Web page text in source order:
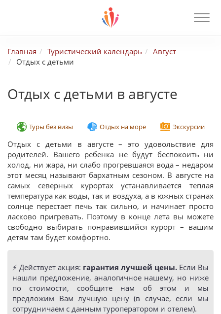
Главная Туристический календарь
Август
Отдых с детьми
Отдых с детьми в августе
Туры без визы Отдых на море Экскурсии
Отдых с детьми в августе – это удовольствие для
родителей. Вашего ребенка не будут беспокоить ни
холод, ни жара, ни слабо прогревшаяся вода – недаром
этот месяц называют бархатным сезоном. В августе на
самых северных курортах устанавливается теплая
температура как воды, так и воздуха, а в южных странах
солнце перестает печь так сильно, и начинает просто
ласково пригревать. Поэтому в конце лета вы можете
свободно выбирать понравившийся курорт – вашим
детям там будет комфортно.
⚡️ Действует акция: гарантия лучшей цены. Если Вы
нашли предложение, аналогичное нашему, но ниже
по стоимости, сообщите нам об этом и мы
предложим Вам лучшую цену (в случае, если мы
сотрудничаем с данным туроператором и отелем).